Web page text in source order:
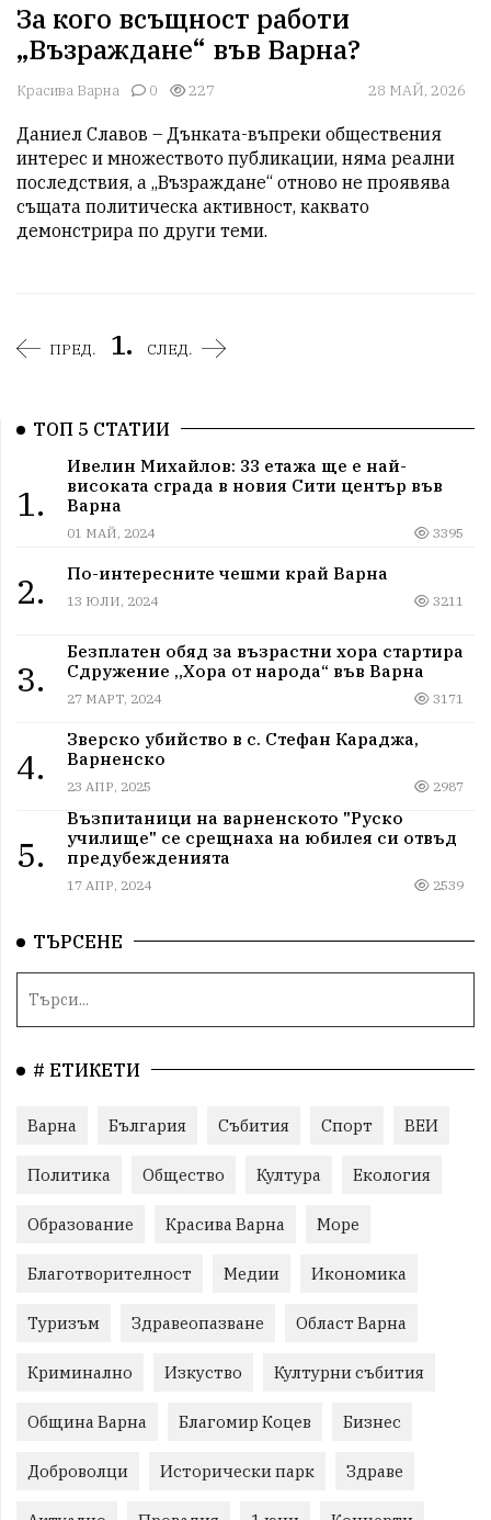
За кого всъщност работи
„Възраждане“ във Варна?
Красива Варна 0 227 28 МАЙ, 2026
Даниел Славов – Дънката-въпреки обществения
интерес и множеството публикации, няма реални
последствия, а „Възраждане“ отново не проявява
същата политическа активност, каквато
демонстрира по други теми.
ПРЕД. 1. СЛЕД.
ТОП 5 СТАТИИ
1.
Ивелин Михайлов: 33 етажа ще е най-
високата сграда в новия Сити център във
Варна
01 МАЙ, 2024 3395
2. По-интересните чешми край Варна
13 ЮЛИ, 2024 3211
3.
Безплатен обяд за възрастни хора стартира
Сдружение „Хора от народа“ във Варна
27 МАРТ, 2024 3171
4.
Зверско убийство в с. Стефан Караджа,
Варненско
23 АПР, 2025 2987
5.
Възпитаници на варненското "Руско
училище" се срещнаха на юбилея си отвъд
предубежденията
17 АПР, 2024 2539
ТЪРСЕНЕ
# ЕТИКЕТИ
Варна България Събития Спорт ВЕИ
Политика Общество Култура Екология
Образование Красива Варна Море
Благотворителност Медии Икономика
Туризъм Здравеопазване Област Варна
Криминално Изкуство Културни събития
Община Варна Благомир Коцев Бизнес
Доброволци Исторически парк Здраве